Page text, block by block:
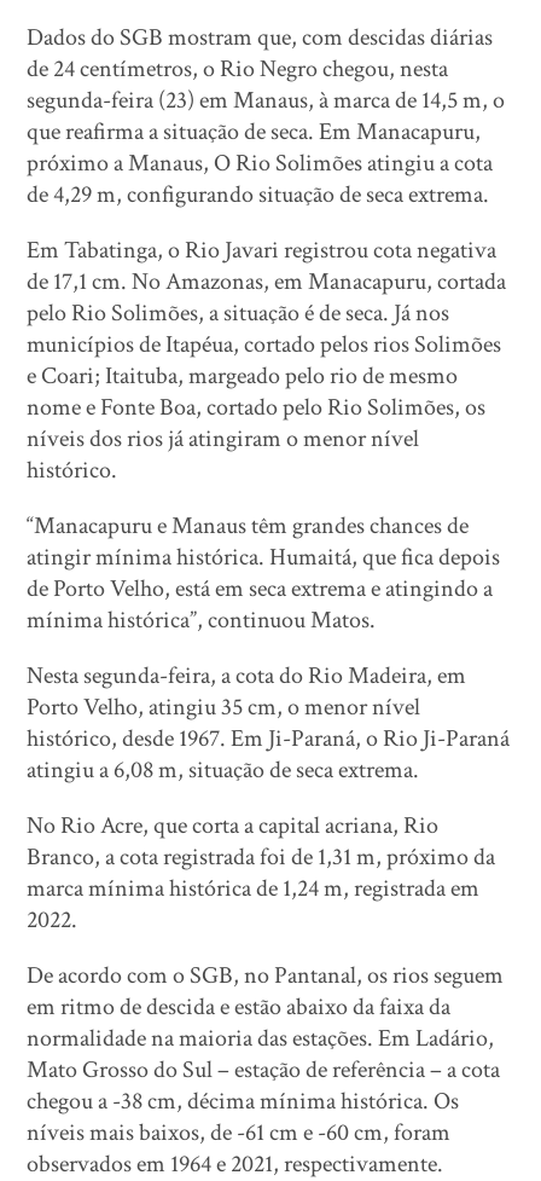
Dados do SGB mostram que, com descidas diárias
de 24 centímetros, o Rio Negro chegou, nesta
segunda-feira (23) em Manaus, à marca de 14,5 m, o
que reafirma a situação de seca. Em Manacapuru,
próximo a Manaus, O Rio Solimões atingiu a cota
de 4,29 m, configurando situação de seca extrema.
Em Tabatinga, o Rio Javari registrou cota negativa
de 17,1 cm. No Amazonas, em Manacapuru, cortada
pelo Rio Solimões, a situação é de seca. Já nos
municípios de Itapéua, cortado pelos rios Solimões
e Coari; Itaituba, margeado pelo rio de mesmo
nome e Fonte Boa, cortado pelo Rio Solimões, os
níveis dos rios já atingiram o menor nível
histórico.
“Manacapuru e Manaus têm grandes chances de
atingir mínima histórica. Humaitá, que fica depois
de Porto Velho, está em seca extrema e atingindo a
mínima histórica”, continuou Matos.
Nesta segunda-feira, a cota do Rio Madeira, em
Porto Velho, atingiu 35 cm, o menor nível
histórico, desde 1967. Em Ji-Paraná, o Rio Ji-Paraná
atingiu a 6,08 m, situação de seca extrema.
No Rio Acre, que corta a capital acriana, Rio
Branco, a cota registrada foi de 1,31 m, próximo da
marca mínima histórica de 1,24 m, registrada em
2022.
De acordo com o SGB, no Pantanal, os rios seguem
em ritmo de descida e estão abaixo da faixa da
normalidade na maioria das estações. Em Ladário,
Mato Grosso do Sul – estação de referência – a cota
chegou a -38 cm, décima mínima histórica. Os
níveis mais baixos, de -61 cm e -60 cm, foram
observados em 1964 e 2021, respectivamente.